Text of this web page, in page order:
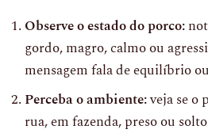
Observe o estado do porco:
gordo, magro, calmo ou
mensagem fala de equilíbrio
Perceba o ambiente:veja se o
rua, em fazenda, preso ou